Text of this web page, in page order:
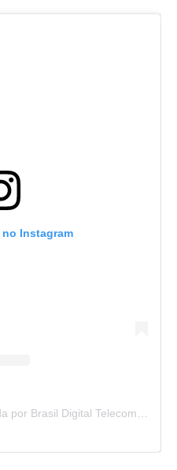
Instagram
Uma publicação compartilhada por Brasil Digital Telecom (@brasildigitaltelecom)